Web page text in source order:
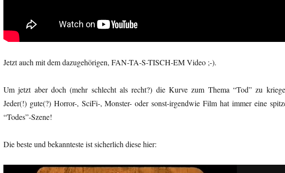
Jetzt auch mit dem dazugehörigen, FAN-TA-S-TISCH-EM Video ;-).
Um jetzt aber doch (mehr schlecht als recht?) die Kurve zum Thema “Tod” zu
Jeder(!) gute(?) Horror-, SciFi-, Monster- oder sonst-irgendwie Film hat immer eine
“Todes”-Szene!
Die beste und bekannteste ist sicherlich diese hier: